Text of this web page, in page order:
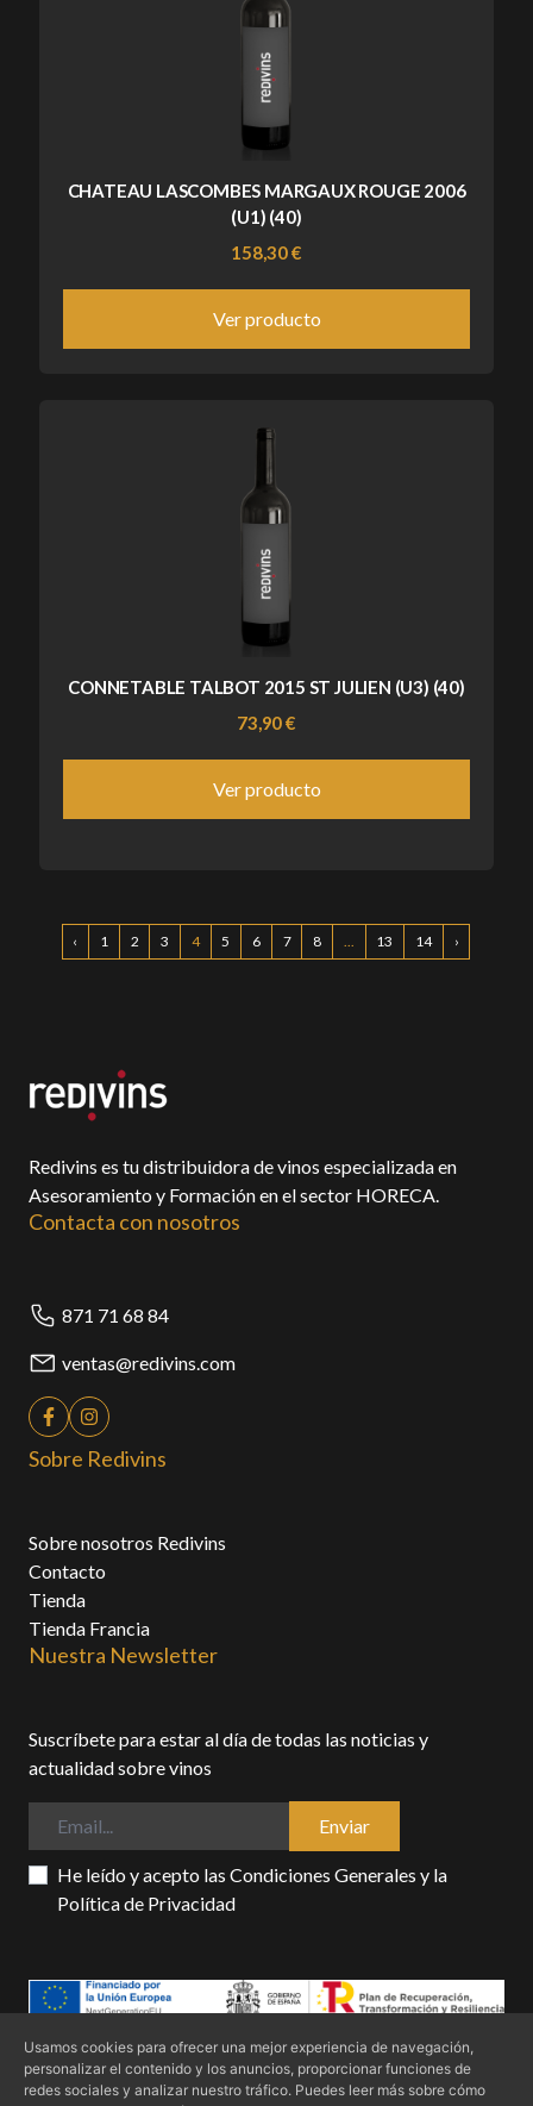
CHATEAU LASCOMBES MARGAUX ROUGE 2006
(U1) (40)
158,30 €
Ver producto
CONNETABLE TALBOT 2015 ST JULIEN (U3) (40)
73,90 €
Ver producto
‹ 1 2 3 4 5 6 7 8 ... 13 14 ›
Redivins es tu distribuidora de vinos especializada en
Asesoramiento y Formación en el sector HORECA.
Contacta con nosotros
871 71 68 84
ventas@redivins.com
Sobre Redivins
Sobre nosotros Redivins
Contacto
Tienda
Tienda Francia
Nuestra Newsletter
Suscríbete para estar al día de todas las noticias y
actualidad sobre vinos
Enviar
He leído y acepto las Condiciones Generales y la
Política de Privacidad
Condiciones generalesPolitica de privacidadPolítica de cookies
Usamos cookies para ofrecer una mejor experiencia de navegación,
personalizar el contenido y los anuncios, proporcionar funciones de
redes sociales y analizar nuestro tráfico. Puedes leer más sobre cómo